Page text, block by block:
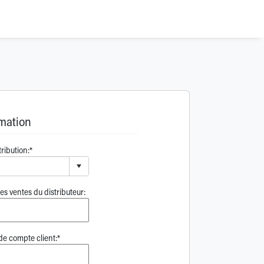
ventes du distributeur:
compte client:*